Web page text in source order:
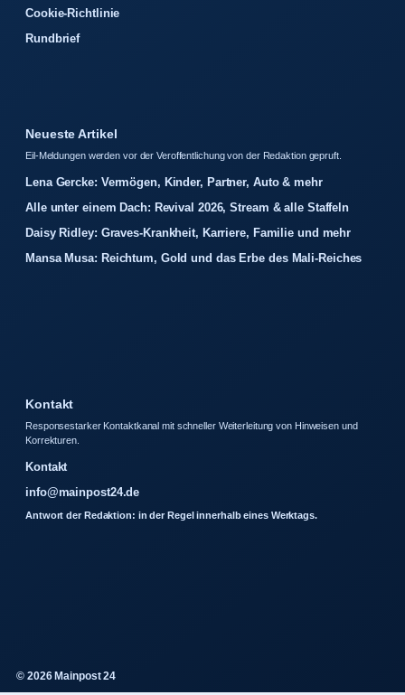
Cookie-Richtlinie
Rundbrief
Neueste Artikel
Eil-Meldungen werden vor der Veroffentlichung von der Redaktion gepruft.
Lena Gercke: Vermögen, Kinder, Partner, Auto & mehr
Alle unter einem Dach: Revival 2026, Stream & alle Staffeln
Daisy Ridley: Graves-Krankheit, Karriere, Familie und mehr
Mansa Musa: Reichtum, Gold und das Erbe des Mali-Reiches
Kontakt
Responsestarker Kontaktkanal mit schneller Weiterleitung von Hinweisen und
Korrekturen.
Kontakt
info@mainpost24.de
Antwort der Redaktion: in der Regel innerhalb eines Werktags.
© 2026 Mainpost 24